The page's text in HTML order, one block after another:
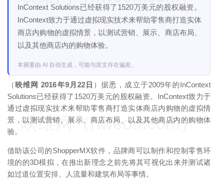
InContext Solutions已经获得了1520万美元的股权融资。
InContext致力于通过虚拟现实技术来帮助零售商打造实体
商店内购物的虚拟情景，以测试营销、展示、商店布局、
以及其他商店内的购物体验。
本摘要由 AI 自动生成，可能与原文存在偏差。
（ 映维网 2016年9月22日 ）据悉，成立于2009年的InContext
Solutions已经获得了1520万美元的股权融资。InContext致力于
通过虚拟现实技术来帮助零售商打造实体商店内购物的虚拟情
景，以测试营销、展示、商店布局、以及其他商店内的购物体
验。
借助该公司的ShopperMX软件，品牌商可以制作和控制零售环
境的的3D模拟，在推出新理念之前先将其可视化出来并测试诸
如过道位置安排、人流量和建筑布局等事情。
映维网（nweon.com）